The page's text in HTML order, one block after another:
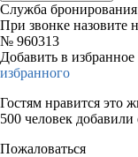
Служба
При звонке назовите
№ 960313
Добавить в избранное
избранного
Гостям нравится это
500 человек
Пожаловаться